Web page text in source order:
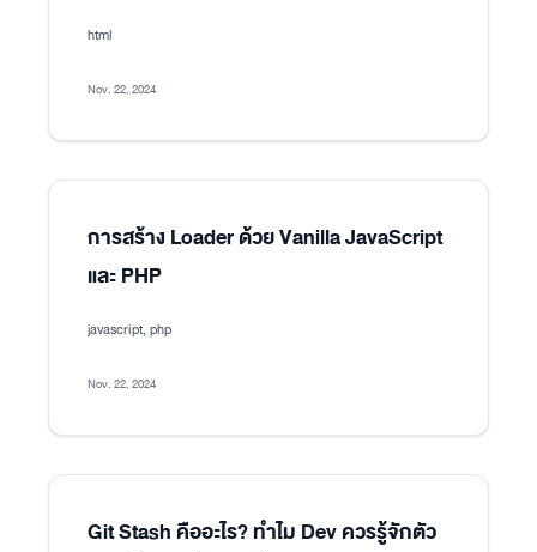
html
Nov. 22, 2024
การสร้าง Loader ด้วย Vanilla JavaScript
และ PHP
javascript, php
Nov. 22, 2024
Git Stash คืออะไร? ทำไม Dev ควรรู้จักตัว